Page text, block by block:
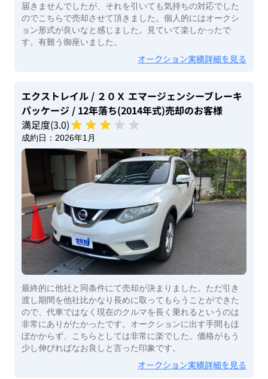
届きませんでしたが、それを引いても気持ちの対応でした
のでこちらで売却させて頂きました。個人的にはオークシ
ョン形式が良いなと感じました。見ていて楽しかったで
す。有難う御座いました。
オークション実績詳細を見る
エクストレイル / ２０Ｘ エマージェンシーブレーキ
パッケージ / 12年落ち(2014年式)売却のお客様
満足度(3.0)
成約日： 2026年1月
最終的に他社と同条件にて売却が決まりました。ただ引き
渡し期間を他社比かなり長めに取ってもらうことができた
ので、代車ではなく現在のクルマを長く乗れるというのは
非常にありがたかったです。オークションに出す手間もほ
ぼかからず、こちらとしては非常に楽でした。価格がもう
少し伸びればなお良しと言った印象です。
オークション実績詳細を見る